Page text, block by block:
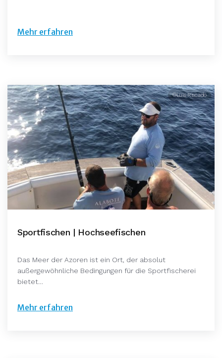
Mehr erfahren
©Luis Riscado
Sportfischen | Hochseefischen
Das Meer der Azoren ist ein Ort, der absolut
außergewöhnliche Bedingungen für die Sportfischerei
bietet…
Mehr erfahren